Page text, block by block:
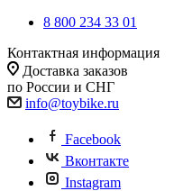
8 800 234 33 01
Контактная информация
Доставка заказов
по России и СНГ
info@toybike.ru
Facebook
Вконтакте
Instagram